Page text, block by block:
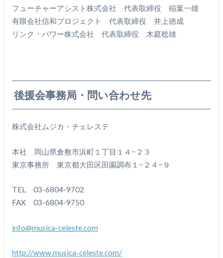
フューチャーアシスト株式会社 代表取締役 稲葉一雄
有限会社信和プロジェクト 代表取締役 井上徳成
リンク・パワー株式会社 代表取締役 木庭稔雄
後援会事務局・問い合わせ先
株式会社ムジカ・チェレステ
本社 岡山県倉敷市浜町１丁目１４−２３
東京事務所 東京都大田区田園調布１−２４−９
TEL 03-6804-9702
FAX 03-6804-9750
info@musica-celeste.com
http://www.musica-celeste.com/